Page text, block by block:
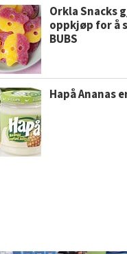
Orkla Snacks
oppkjøp for å
BUBS
Hapå Ananas